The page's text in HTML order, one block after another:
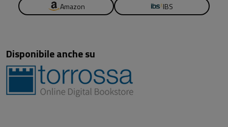
Amazon IBS
Disponibile anche su